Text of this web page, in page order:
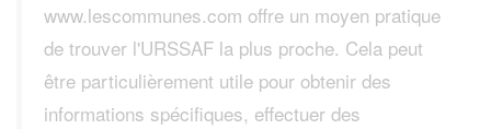
www.lescommunes.com offre un moyen pratique
de trouver l'URSSAF la plus proche. Cela peut
être particulièrement utile pour obtenir des
informations spécifiques, effectuer des